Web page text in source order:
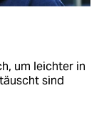
um leichter in
sind